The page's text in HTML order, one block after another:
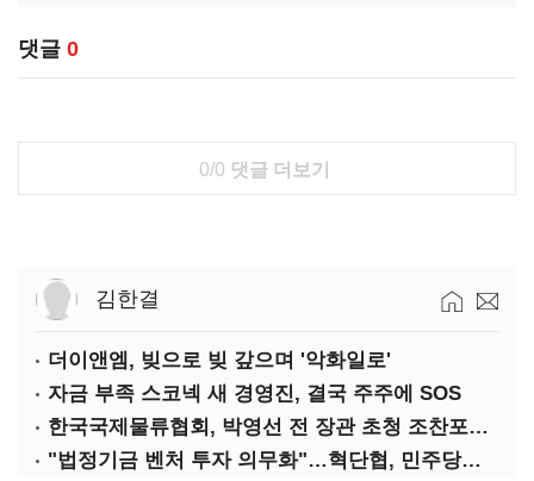
댓글 0
0/0 댓글 더보기
김한결
더이앤엠, 빚으로 빚 갚으며 '악화일로'
자금 부족 스코넥 새 경영진, 결국 주주에 SOS
한국국제물류협회, 박영선 전 장관 초청 조찬포럼 개최
"법정기금 벤처 투자 의무화"…혁단협, 민주당과 정책협약식 개최